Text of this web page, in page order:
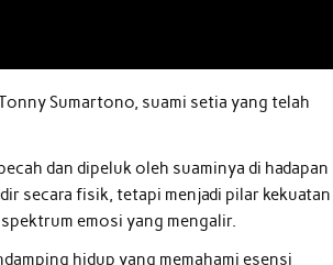
Sumartono, suami setia yang telah
dan dipeluk oleh suaminya di hadapan
secara fisik, tetapi menjadi pilar kekuatan
emosi yang mengalir.
hidup yang memahami esensi